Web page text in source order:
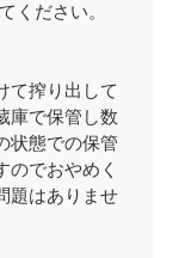
ください。
て搾り出して
庫で保管し数
状態での保管
のでおやめく
題はありませ